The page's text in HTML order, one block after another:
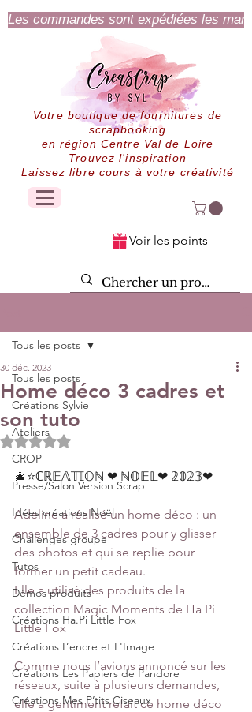
Les commandes sont expédiées les
Votre boutique de fournitures de
scrapbooking
en région Centre Val de Loire
Trouvez l'inspiration
Laissez libre cours à votre créativité
Voir les points
Tous les posts
Créations Sylvie
Ateliers
CROP
Presse/Salon Version Scrap
Idées créations Noël
Challenges groupe
Tutos
Démos produits
Créations Ha.Pi Little Fox
Créations L’encre et L'Image
Créations Les Papiers de Pandore
Créations Mes P’tits Ciseaux
Tous les posts
Home déco 3 cadres et
son tuto
30 déc. 2023
Noté NaN étoiles sur 5.
🎄⭐ℂℝ𝔼𝔸𝕋𝕀𝕆ℕ️ ❤ ℕ𝕆𝔼𝕃❤ 𝟚𝟘𝟚𝟛❤
Adeline a réalisé un home déco : un
ensemble de 3 cadres pour y glisser
des photos et qui se replie pour
former un petit cadeau.
Elle a utilisé des produits de la
collection Magic Moments de Ha Pi
Little Fox
Comme nous l’avions annoncé sur les
réseaux, suite à plusieurs demandes,
elle a gentiment refait ce home déco